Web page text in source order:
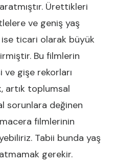
Ürettikleri
ve geniş yaş
ise ticari olarak büyük
Bu filmlerin
gişe rekorları
artık toplumsal
sorunlara değinen
filmlerinin
Tabii bunda yaş
gerekir.